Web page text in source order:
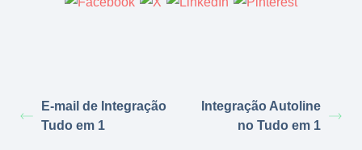
E-mail de Integração
Tudo em 1
Integração Autoline
no Tudo em 1